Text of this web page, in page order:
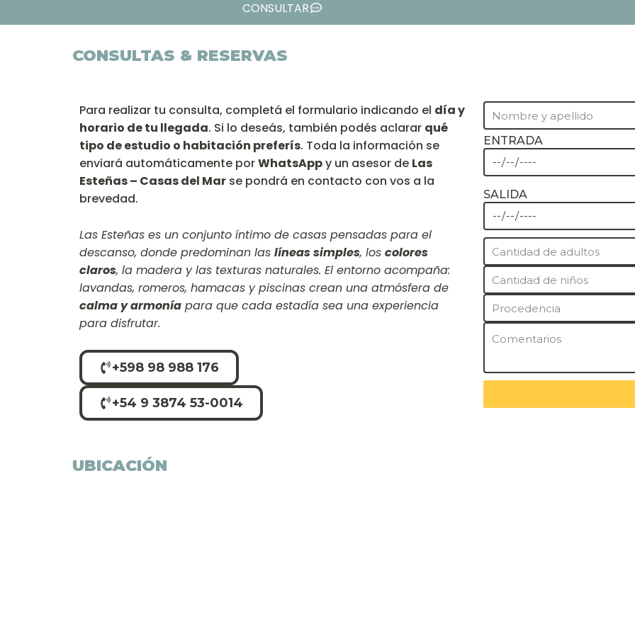
CONSULTAR
CONSULTAS & RESERVAS
Para realizar tu consulta, completá el formulario indicando el día y
horario de tu llegada. Si lo deseás, también podés aclarar qué
tipo de estudio o habitación preferís. Toda la información se
enviará automáticamente porWhatsAppy un asesor de Las
Esteñas – Casas del Mar se pondrá en contacto con vos a la
brevedad.
Las Esteñas es un conjunto íntimo de casas pensadas para el
descanso, donde predominan las líneas simples, los colores
claros, la madera y las texturas naturales. El entorno acompaña:
lavandas, romeros, hamacas y piscinas crean una atmósfera de
calma y armonía para que cada estadía sea una experiencia
para disfrutar.
+598 98 988 176
+54 9 3874 53-0014
ENTRADA
SALIDA
UBICACIÓN